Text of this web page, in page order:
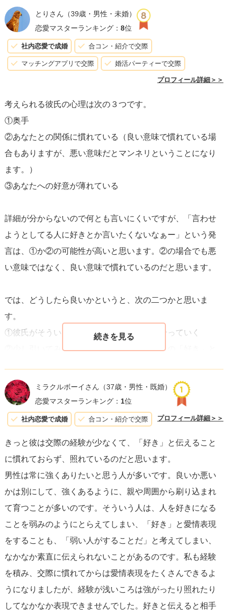
対する理解を深めることで、彼の行動や態度から愛情を感
じ取ることができるかもしれません。また、
的に愛情を示すことで、彼も自然と愛情を口に出しやすく
なる環境を作ることができます。
のではなく、「あなたのことが好き」と自分の気持ちを素
直に伝え
ます。関係を深めていく中で、彼なりの愛情表現を見つ
け、二人で共有していくことが重要です。
最後に、彼とのコミュニケーションを大切にし、
なります。心が通じ合っていれば、彼が「好き」の言葉を
口にする日もきっと近いはずです。
とりさん （39歳・男性・未婚）
恋愛マスターランキング： 8位
社内恋愛で成婚 合コン・紹介で交際
マッチングアプリで交際 婚活パーティーで交際
プロフィール詳細＞＞
考えられる彼氏の心理は次の３つです。
①奥手
②あなたとの関係に慣れている（良い意味で慣れている場
合もありますが、悪い意味だとマンネリということになり
ます。）
③あなたへの好意が薄れている
詳細が分からないので何とも言いにくいですが、「言わせ
ようとしてる人に好きとか言いたくないなぁー」という発
言は、①か②の可能性が高いと思います。②の場合でも悪
い意味ではなく、良い意味で慣れているのだと思います。
では、どうしたら良いかというと、次の二つかと思いま
す。
①彼氏がそういう人だと思って今後も付き合っていく
②少し引いてみる。（たとえば、あなたからの「好き」と
個人的には①が良いと思います。付き合っている訳だし、
②のような駆け引きをする必要はないと思います。駆け引
ね。
うまくいくといいですね！
応援しています。
ミラクルボーイさん （37歳・男性・既婚）
恋愛マスターランキング： 1位
社内恋愛で成婚 合コン・紹介で交際 プロフィール詳細＞＞
きっと彼は交際の経験が少なくて、「好き」と伝えること
に慣れておらず、照れているのだと思います。
男性は常に強くありたいと思う人が多いです。良いか悪い
かは別にして、強くあるように、親や周囲から刷り込まれ
て育つことが多いのです。そういう人は、人を好きになる
ことを弱みのようにとらえてしまい、「好き」と愛情表現
をすることも、「弱い人がすることだ」と考えてしまい、
なかなか素直に伝えられないことがあるのです。私も経験
を積み、交際に慣れてからは愛情表現をたくさんできるよ
うになりましたが、経験が浅いころは強がったり照れたり
してなかなか表現できませんでした。好きと伝えると相手